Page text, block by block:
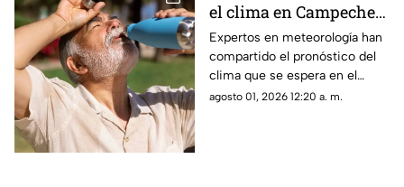
el clima en Campeche
hoy, 1 de agosto de 2026
Expertos en meteorología han
compartido el pronóstico del
clima que se espera en el
estado de Campeche durante
agosto 01, 2026 12:20 a. m.